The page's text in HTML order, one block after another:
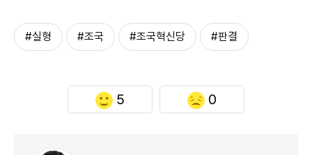
#실형 #조국 #조국혁신당 #판결
5 0